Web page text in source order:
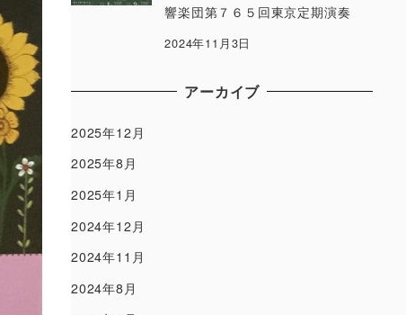
響楽団第７６５回東京定期演奏
2024年11月3日
アーカイブ
2025年12月
2025年8月
2025年1月
2024年12月
2024年11月
2024年8月